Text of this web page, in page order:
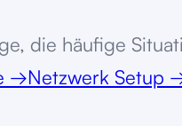
die häufige
→Netzwerk Setup